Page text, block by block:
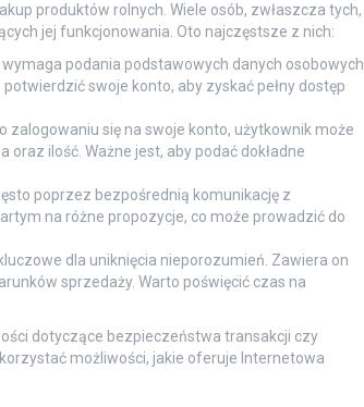
produktów rolnych. Wiele osób, zwłaszcza tych,
jej funkcjonowania. Oto najczęstsze z nich:
podania podstawowych danych osobowych
swoje konto, aby zyskać pełny dostęp
się na swoje konto, użytkownik może
ilość. Ważne jest, aby podać dokładne
poprzez bezpośrednią komunikację z
na różne propozycje, co może prowadzić do
dla uniknięcia nieporozumień. Zawiera on
sprzedaży. Warto poświęcić czas na
dotyczące bezpieczeństwa transakcji czy
możliwości, jakie oferuje Internetowa